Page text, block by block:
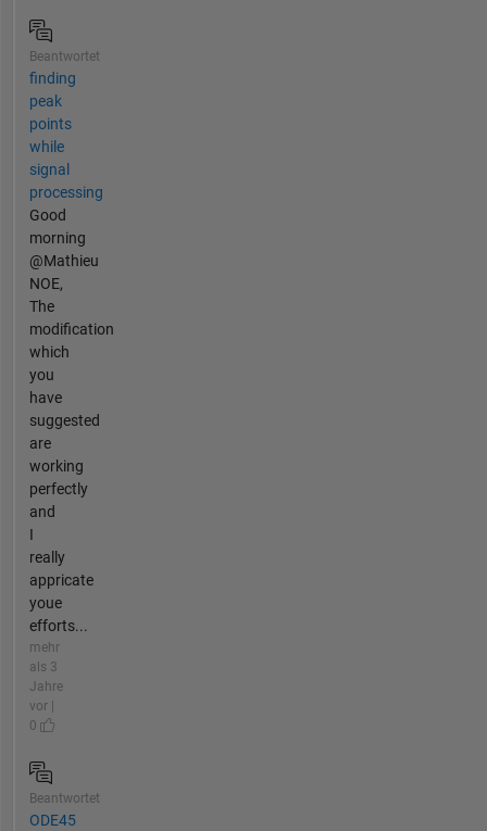
Beantwortet
finding
peak
points
while
signal
processing
Good
morning
@Mathieu
NOE,
The
modification
which
you
have
suggested
are
working
perfectly
and
I
really
appricate
youe
efforts...
mehr
als 3
Jahre
vor |
0
Beantwortet
ODE45